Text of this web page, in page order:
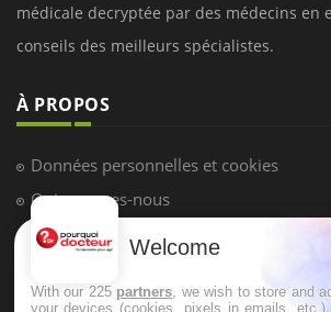
médicale decryptée par des médecins en
conseils des meilleurs spécialistes.
À PROPOS
Données personnelles et cookies
Qui sommes-nous
Conditions d'utilisation
Mentions Légales
Welcome
With our 225 partners , we wish to store and
your devices (cookies, pixels in emails,